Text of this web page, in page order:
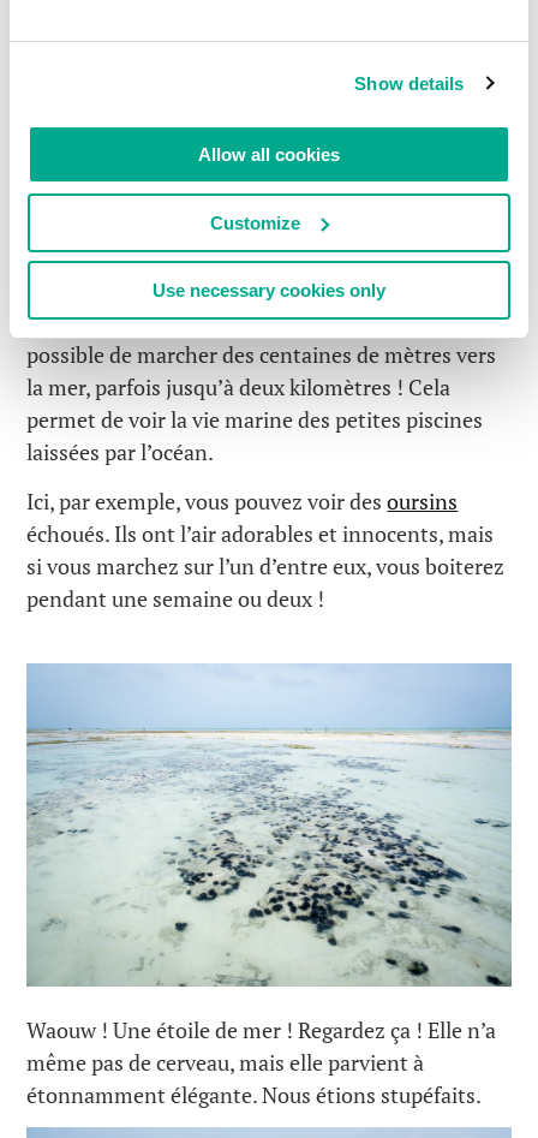
Show details
Allow all cookies
Customize
Use necessary cookies only
Le bon côté du reflux de la marée, c’est qu’il est
possible de marcher des centaines de mètres vers
la mer, parfois jusqu’à deux kilomètres ! Cela
permet de voir la vie marine des petites piscines
laissées par l’océan.
Ici, par exemple, vous pouvez voir desoursins
échoués. Ils ont l’air adorables et innocents, mais
si vous marchez sur l’un d’entre eux, vous boiterez
pendant une semaine ou deux !
Waouw ! Une étoile de mer ! Regardez ça ! Elle n’a
même pas de cerveau, mais elle parvient à
étonnamment élégante. Nous étions stupéfaits.